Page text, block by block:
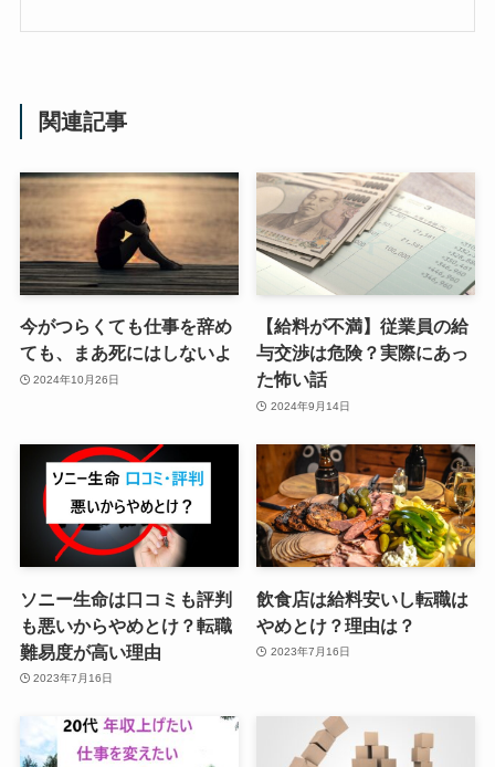
関連記事
今がつらくても仕事を辞め
ても、まあ死にはしないよ
2024年10月26日
【給料が不満】従業員の給
与交渉は危険？実際にあっ
た怖い話
2024年9月14日
ソニー生命は口コミも評判
も悪いからやめとけ？転職
難易度が高い理由
2023年7月16日
飲食店は給料安いし転職は
やめとけ？理由は？
2023年7月16日